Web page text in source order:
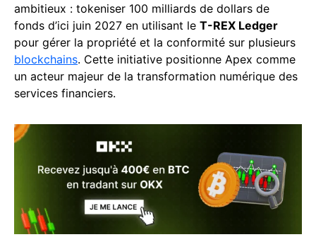
ambitieux : tokeniser 100 milliards de dollars de
fonds d’ici juin 2027 en utilisant le T-REX Ledger
pour gérer la propriété et la conformité sur plusieurs
blockchains. Cette initiative positionne Apex comme
un acteur majeur de la transformation numérique des
services financiers.